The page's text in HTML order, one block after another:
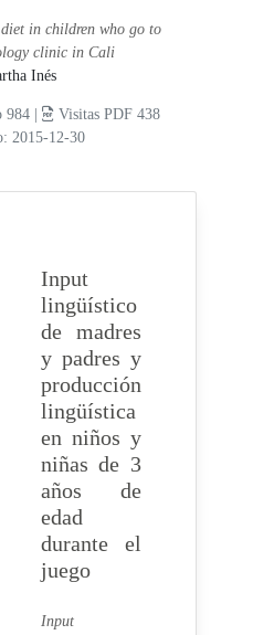
in children who go to
clinic in Cali
Inés
984 |
Visitas PDF 438
2015-12-30
Input
lingüístico
de madres
y padres y
producción
lingüística
en niños y
niñas de 3
años de
edad
durante el
juego
Input